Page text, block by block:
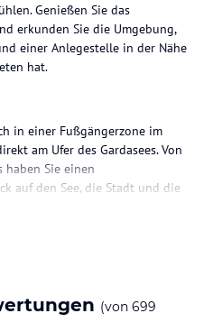
Genießen Sie das
erkunden Sie die Umgebung,
einer Anlegestelle in der Nähe
hat.
in einer Fußgängerzone im
am Ufer des Gardasees. Von
haben Sie einen
auf den See, die Stadt und die
Anlegestelle, von der aus
Hotel
(von 699